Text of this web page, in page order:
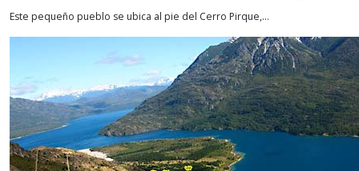
Este pequeño pueblo se ubica al pie del Cerro Pirque,...